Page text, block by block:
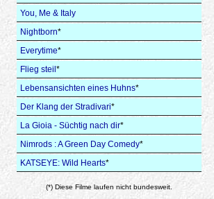
You, Me & Italy
Nightborn*
Everytime*
Flieg steil *
Lebensansichten eines Huhns*
Der Klang der Stradivari*
La Gioia - Süchtig nach dir*
Nimrods : A Green Day Comedy*
KATSEYE: Wild Hearts*
(*) Diese Filme laufen nicht bundesweit.